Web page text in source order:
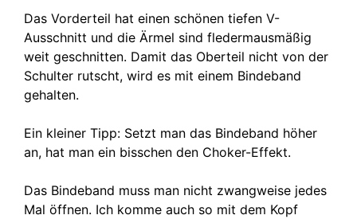
Das Vorderteil hat einen schönen tiefen V-
Ausschnitt und die Ärmel sind fledermausmäßig
weit geschnitten. Damit das Oberteil nicht von der
Schulter rutscht, wird es mit einem Bindeband
gehalten.
Ein kleiner Tipp: Setzt man das Bindeband höher
an, hat man ein bisschen den Choker-Effekt.
Das Bindeband muss man nicht zwangweise jedes
Mal öffnen. Ich komme auch so mit dem Kopf